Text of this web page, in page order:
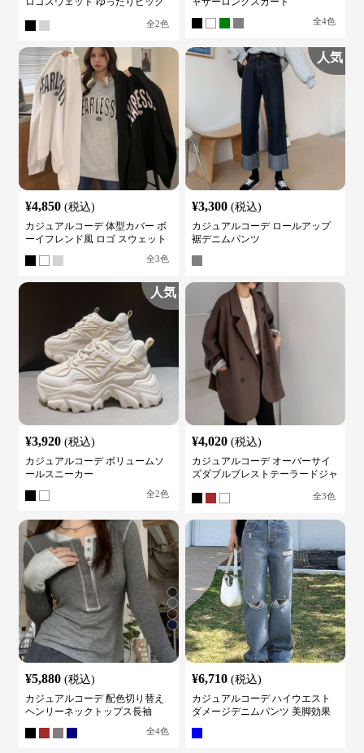
全2色 全4色
¥4,850 (税込)
カジュアルコーデ 体型カバー ボ
ーイフレンド風 ロゴ スウェット
全3色
人気
¥3,300 (税込)
カジュアルコーデ ロールアップ
裾デニムパンツ
人気
¥3,920 (税込)
カジュアルコーデ ボリュームソ
ールスニーカー
全2色
¥4,020 (税込)
カジュアルコーデ オーバーサイ
ズダブルブレストテーラードジャ
全3色
¥5,880 (税込)
カジュアルコーデ 配色切り替え
ヘンリーネックトップス長袖
全4色
¥6,710 (税込)
カジュアルコーデ ハイウエスト
ダメージデニムパンツ 美脚効果